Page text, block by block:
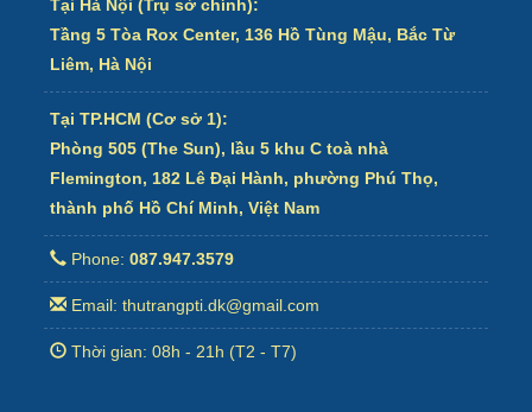
Tại Hà Nội (Trụ sở chính):
Tầng 5 Tòa Rox Center, 136 Hồ Tùng Mậu, Bắc Từ
Liêm, Hà Nội
Tại TP.HCM (Cơ sở 1):
Phòng 505 (The Sun), lầu 5 khu C toà nhà
Flemington, 182 Lê Đại Hành, phường Phú Thọ,
thành phố Hồ Chí Minh, Việt Nam
Phone:087.947.3579
Email: thutrangpti.dk@gmail.com
Thời gian: 08h - 21h (T2 - T7)